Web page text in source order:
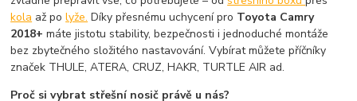
kola až polyže. Díky přesnému uchycení pro Toyota Camry
2018+máte jistotu stability, bezpečnosti i jednoduché montáže
bez zbytečného složitého nastavování. Vybírat můžete příčníky
značek THULE, ATERA, CRUZ, HAKR, TURTLE AIR ad.
Proč si vybrat střešní nosič právě u nás?